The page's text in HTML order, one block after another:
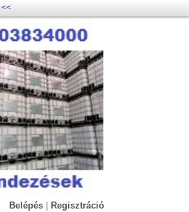
<<
Belépés Regisztráció